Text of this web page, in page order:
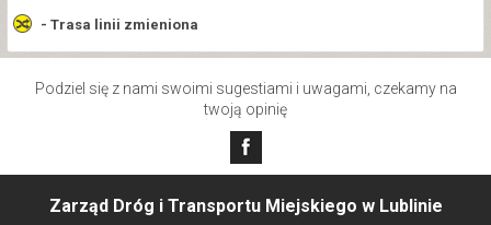
- Trasa linii zmieniona
Podziel się z nami swoimi sugestiami i uwagami, czekamy na
twoją opinię
Zarząd Dróg i Transportu Miejskiego w Lublinie